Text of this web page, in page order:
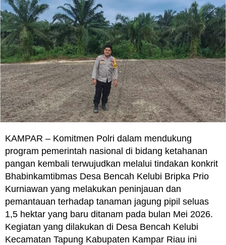
KAMPAR – Komitmen Polri dalam mendukung
program pemerintah nasional di bidang ketahanan
pangan kembali terwujudkan melalui tindakan konkrit
Bhabinkamtibmas Desa Bencah Kelubi Bripka Prio
Kurniawan yang melakukan peninjauan dan
pemantauan terhadap tanaman jagung pipil seluas
1,5 hektar yang baru ditanam pada bulan Mei 2026.
Kegiatan yang dilakukan di Desa Bencah Kelubi
Kecamatan Tapung Kabupaten Kampar Riau ini